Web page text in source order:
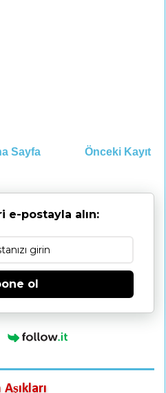
Önceki Kayıt
Sayfa
e-postayla alın:
ol